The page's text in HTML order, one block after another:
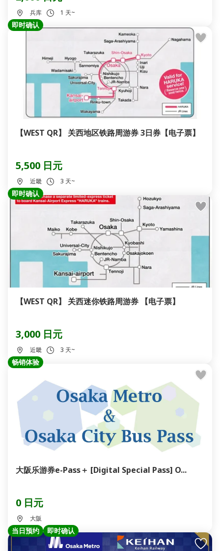
兵库 1 天~
即时确认
【WEST QR】 关西地区铁路周游券 3日券【电子票】
5,500 日元
近畿 3 天~
即时确认
【WEST QR】 关西迷你铁路周游券 【电子票】
3,000 日元
近畿 3 天~
畅销体验
大阪乐游券e-Pass＋ [Digital Special Pass] O...
0 日元
大阪
当日预约 即时确认